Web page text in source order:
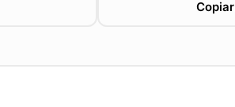
Copiar